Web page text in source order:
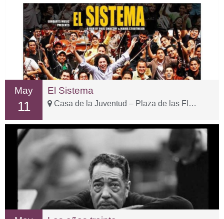
May
11
El Sistema
Casa de la Juventud – Plaza de las Flores, 15